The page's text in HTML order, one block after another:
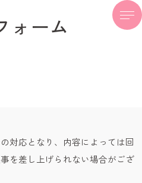
ォーム
対応となり、内容によっては回
を差し上げられない場合がござ